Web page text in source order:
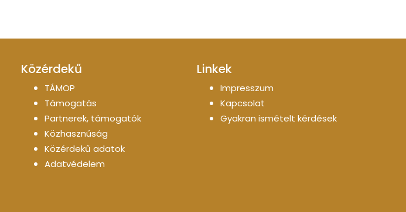
Közérdekű
TÁMOP
Támogatás
Partnerek, támogatók
Közhasznúság
Közérdekű adatok
Adatvédelem
Linkek
Impresszum
Kapcsolat
Gyakran ismételt kérdések